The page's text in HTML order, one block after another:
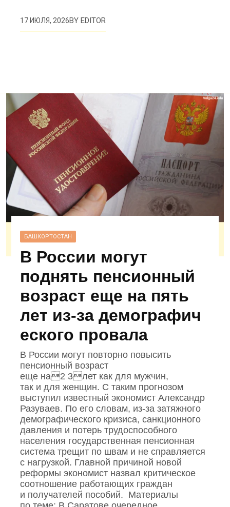
17 ИЮЛЯ, 2026BYEDITOR
БАШКОРТОСТАН
В России могут
поднять пенсионный
возраст еще на пять
лет из‑за демографич
еского провала
В России могут повторно повысить
пенсионный возраст
еще на2 3лет как для мужчин,
так и для женщин. С таким прогнозом
выступил известный экономист Александр
Разуваев. По его словам, из‑за затяжного
демографического кризиса, санкционного
давления и потерь трудоспособного
населения государственная пенсионная
система трещит по швам и не справляется
с нагрузкой. Главной причиной новой
реформы экономист назвал критическое
соотношение работающих граждан
и получателей пособий. Материалы